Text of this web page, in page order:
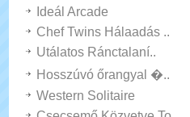
Ideál Arcade
Chef Twins Hálaadás ..
Utálatos Ránctalaní..
Hosszúvó őrangyal �..
Western Solitaire